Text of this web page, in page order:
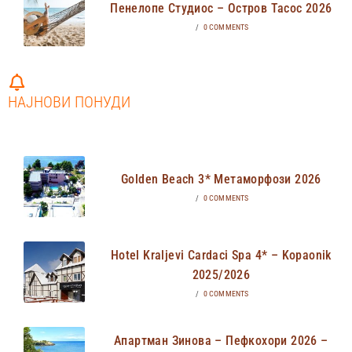
Пенелопе Студиос – Остров Тасос 2026
/ 0 COMMENTS
НАЈНОВИ ПОНУДИ
Golden Beach 3* Метаморфози 2026
/ 0 COMMENTS
Hotel Kraljevi Cardaci Spa 4* – Kopaonik
2025/2026
/ 0 COMMENTS
Апартман Зинова – Пефкохори 2026 –